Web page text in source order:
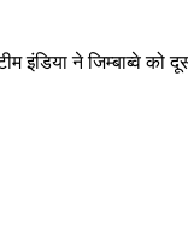
इंडिया ने जिम्बाब्वे